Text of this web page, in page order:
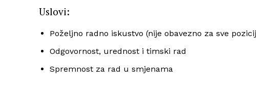
Uslovi:
Poželjno radno iskustvo (nije obavezno za sve
Odgovornost, urednost i timski rad
Spremnost za rad u smjenama